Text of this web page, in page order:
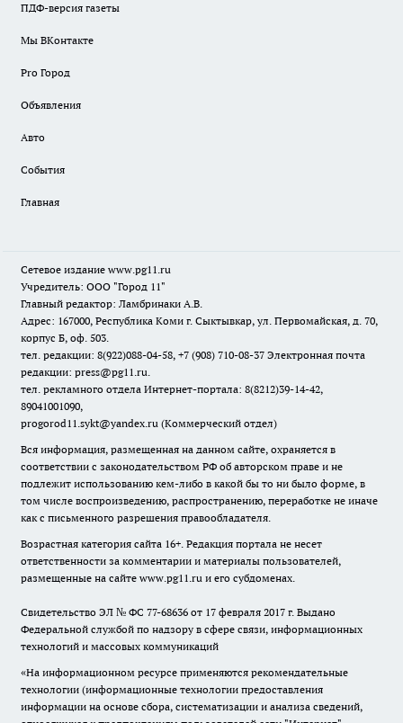
ПДФ-версия газеты
Мы ВКонтакте
Pro Город
Объявления
Авто
События
Главная
Сетевое издание www.pg11.ru
Учредитель: ООО "Город 11"
Главный редактор: Ламбринаки А.В.
Адрес: 167000, Республика Коми г. Сыктывкар, ул. Первомайская, д. 70,
корпус Б, оф. 503.
тел. редакции: 8(922)088-04-58, +7 (908) 710-08-37 Электронная почта
редакции: press@pg11.ru.
тел. рекламного отдела Интернет-портала: 8(8212)39-14-42,
89041001090,
progorod11.sykt@yandex.ru (Коммерческий отдел)
Вся информация, размещенная на данном сайте, охраняется в
соответствии с законодательством РФ об авторском праве и не
подлежит использованию кем-либо в какой бы то ни было форме, в
том числе воспроизведению, распространению, переработке не иначе
как с письменного разрешения правообладателя.
Возрастная категория сайта 16+. Редакция портала не несет
ответственности за комментарии и материалы пользователей,
размещенные на сайте www.pg11.ru и его субдоменах.
Свидетельство ЭЛ № ФС 77-68636 от 17 февраля 2017 г. Выдано
Федеральной службой по надзору в сфере связи, информационных
технологий и массовых коммуникаций
«На информационном ресурсе применяются рекомендательные
технологии (информационные технологии предоставления
информации на основе сбора, систематизации и анализа сведений,